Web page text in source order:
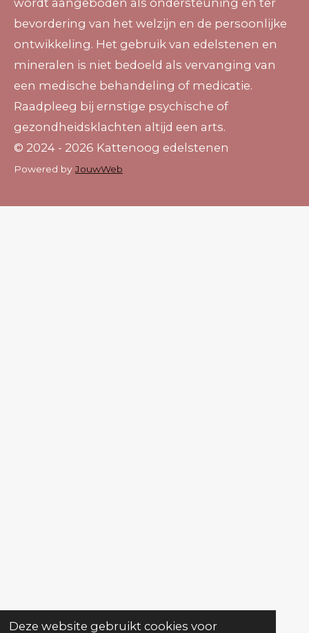
Deze website gebruikt cookies voor
wordt aangeboden als ondersteuning en ter
bevordering van het welzijn en de persoonlijke
ontwikkeling. Het gebruik van edelstenen en
mineralen is niet bedoeld als vervanging van
een medische behandeling of medicatie.
Raadpleeg bij ernstige psychische of
gezondheidsklachten altijd een arts.
© 2024 - 2026 Kattenoog edelstenen
Powered byJouwWeb